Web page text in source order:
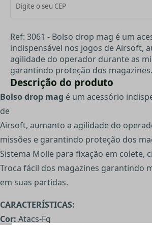
Ref: 3061 - Bolso drop mag é um
indispensável nos jogos de Airsoft,
agilidade do operador durante as
garantindo proteção dos magazines.
Descrição do produto
Bolso drop mag é um acessório
de
Airsoft, aumanto a agilidade do
missões e garantindo proteção dos
Sistema Molle para fixação em colete,
Troca fácil dos magazines garantindo
em suas partidas.
CARACTERÍSTICAS:
Cor: Atacs-Fg